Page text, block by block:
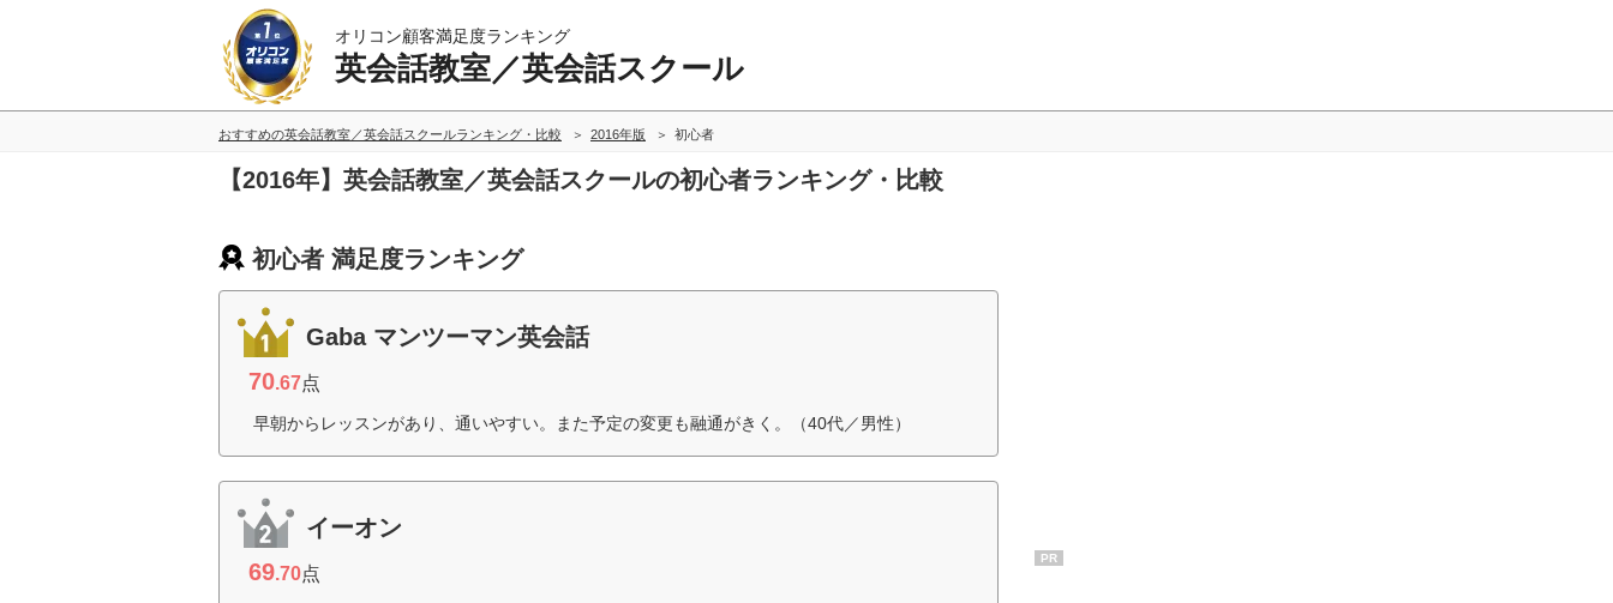
オリコン顧客満足度ランキング
英会話教室／英会話スクール
おすすめの英会話教室／英会話スクールランキング・比較 2016年版 初心者
【2016年】英会話教室／英会話スクールの初心者ランキング・比較
初心者 満足度ランキング
Gaba マンツーマン英会話
70.67点
早朝からレッスンがあり、通いやすい。また予定の変更も融通がきく。（40代／男性）
イーオン
69.70点
PR